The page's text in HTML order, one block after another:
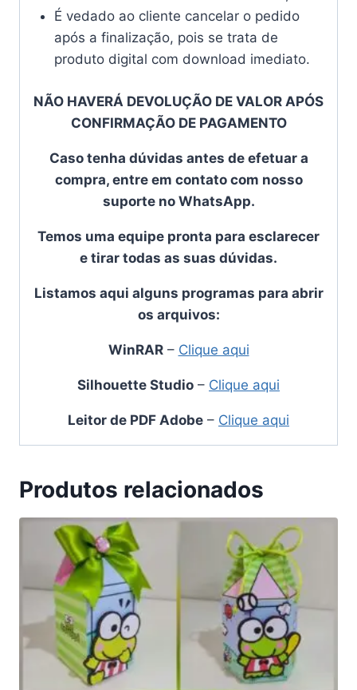
É vedado ao cliente cancelar o pedido
após a finalização, pois se trata de
produto digital com download imediato.
NÃO HAVERÁ DEVOLUÇÃO DE VALOR APÓS
CONFIRMAÇÃO DE PAGAMENTO
Caso tenha dúvidas antes de efetuar a
compra, entre em contato com nosso
suporte no WhatsApp.
Temos uma equipe pronta para esclarecer
e tirar todas as suas dúvidas.
Listamos aqui alguns programas para abrir
os arquivos:
WinRAR– Clique aqui
Silhouette Studio – Clique aqui
Leitor de PDF Adobe – Clique aqui
Produtos relacionados